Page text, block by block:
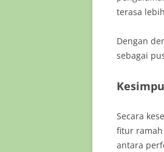
terasa
Dengan
sebagai
Secara
fitur ramah
antara